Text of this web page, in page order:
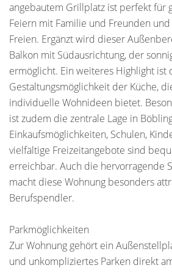
angebautem Grillplatz ist perfekt für
Feiern mit Familie und Freunden
Freien. Ergänzt wird dieser
Balkon mit Südausrichtung, der
ermöglicht. Ein weiteres Highlight ist
Gestaltungsmöglichkeit der Küche,
individuelle Wohnideen bietet.
ist zudem die zentrale Lage in
Einkaufsmöglichkeiten, Schulen,
vielfältige Freizeitangebote sind
erreichbar. Auch die hervorragende
macht diese Wohnung besonders
Berufspendler.
Parkmöglichkeiten
Zur Wohnung gehört ein
und unkompliziertes Parken direkt